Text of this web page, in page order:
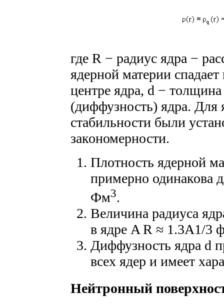
где R − радиус ядра −
ядерной материи
центре ядра, d −
(диффузность) ядра. Для
стабильности были
закономерности.
Плотность ядерной
примерно одинакова
Фм3.
Величина радиуса
в ядре A R ≈ 1.3A1/3
Диффузность ядра d
всех ядер и имеет
Нейтронный